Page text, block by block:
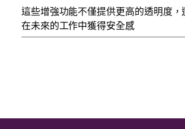
這些增強功能不僅提供更高的透明度，
在未來的工作中獲得安全感